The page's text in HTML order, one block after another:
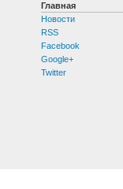
Главная
Новости
RSS
Facebook
Google+
Twitter